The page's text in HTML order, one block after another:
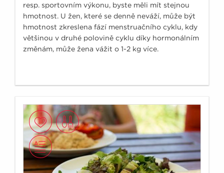
resp. sportovním výkonu, byste měli mít stejnou
hmotnost. U žen, které se denně neváží, může být
hmotnost zkreslena fází menstruačního cyklu, kdy
většinou v druhé polovině cyklu díky hormonálním
změnám, může žena vážit o 1-2 kg více.